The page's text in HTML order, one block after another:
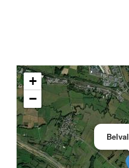
Belval
+
−